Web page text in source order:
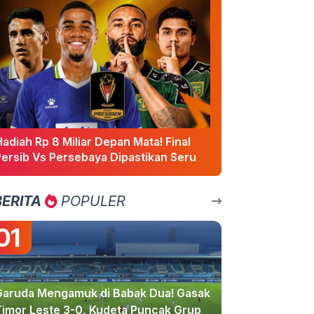
Rp 8 Miliar Depan Mata! Final
Vs Persebaya Dipastikan Seru
POPULER
Mengamuk di Babak Dua! Gasak
Leste 3-0, Kudeta Puncak Grup